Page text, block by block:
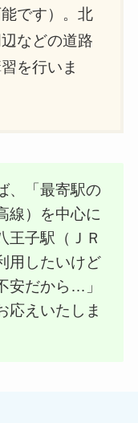
です）。北
などの道路
を行いま
、「最寄駅の
線）を中心に
王子駅（ＪＲ
用したいけど
安だから…」
応えいたしま